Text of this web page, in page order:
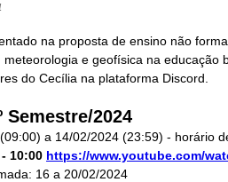
na proposta de ensino não
e geofísica na
do Cecília na plataforma Discord.
Semestre/2024
a 14/02/2024 (23:59) - horário
10:00 https://www.youtube.com/
16 a 20/02/2024